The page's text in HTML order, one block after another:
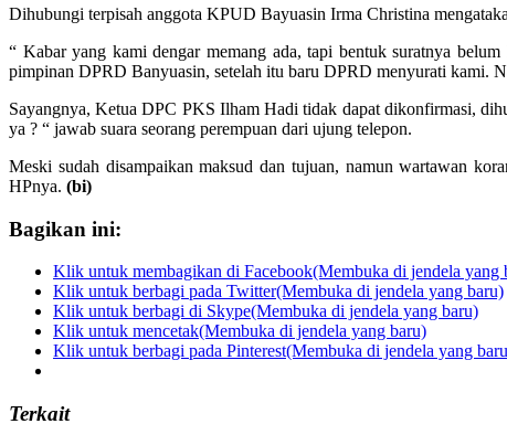
Dihubungi terpisah anggota KPUD Bayuasin Irma Christina
“ Kabar yang kami dengar memang ada, tapi bentuk suratnya
pimpinan DPRD Banyuasin, setelah itu baru DPRD menyurati kami.
Sayangnya, Ketua DPC PKS Ilham Hadi tidak dapat dikonfirmasi,
ya ? “ jawab suara seorang perempuan dari ujung telepon.
Meski sudah disampaikan maksud dan tujuan, namun wartawan
HPnya. (bi)
Bagikan ini:
Klik untuk membagikan di Facebook(Membuka di jendela yang
Klik untuk berbagi pada Twitter(Membuka di jendela yang baru)
Klik untuk berbagi di Skype(Membuka di jendela yang baru)
Klik untuk mencetak(Membuka di jendela yang baru)
Klik untuk berbagi pada Pinterest(Membuka di jendela yang
Terkait